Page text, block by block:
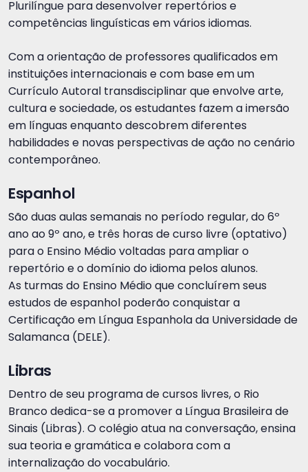
Plurilíngue para desenvolver repertórios e
competências linguísticas em vários idiomas.
Com a orientação de professores qualificados em
instituições internacionais e com base em um
Currículo Autoral transdisciplinar que envolve arte,
cultura e sociedade, os estudantes fazem a imersão
em línguas enquanto descobrem diferentes
habilidades e novas perspectivas de ação no cenário
contemporâneo.
Espanhol
São duas aulas semanais no período regular, do 6º
ano ao 9º ano, e três horas de curso livre (optativo)
para o Ensino Médio voltadas para ampliar o
repertório e o domínio do idioma pelos alunos.
As turmas do Ensino Médio que concluírem seus
estudos de espanhol poderão conquistar a
Certificação em Língua Espanhola da Universidade de
Salamanca (DELE).
Libras
Dentro de seu programa de cursos livres, o Rio
Branco dedica-se a promover a Língua Brasileira de
Sinais (Libras). O colégio atua na conversação, ensina
sua teoria e gramática e colabora com a
internalização do vocabulário.